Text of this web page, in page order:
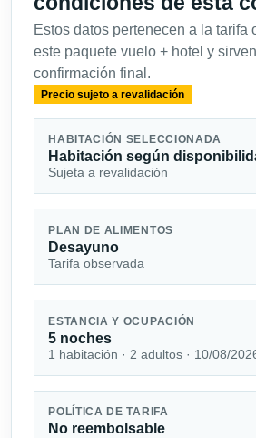
Estos datos pertenecen a la tarifa
este paquete vuelo + hotel y
confirmación final.
Precio sujeto a revalidación
HABITACIÓN SELECCIONADA
Habitación según
Sujeta a revalidación
PLAN DE ALIMENTOS
Desayuno
Tarifa observada
ESTANCIA Y OCUPACIÓN
5 noches
1 habitación · 2 adultos · 10/08/
POLÍTICA DE TARIFA
No reembolsable